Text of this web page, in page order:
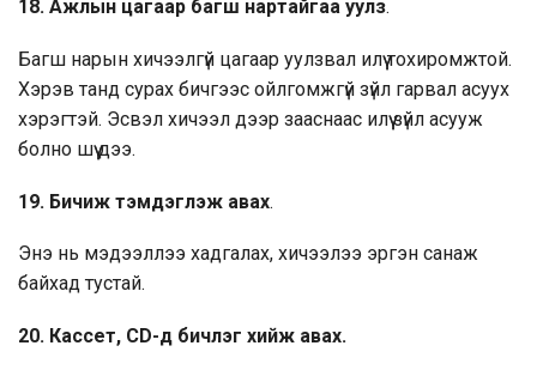
18. Ажлын цагаар багш нартайгаа уулз.
Багш нарын хичээлгүй цагаар уулзвал илүү тохиромжтой.
Хэрэв танд сурах бичгээс ойлгомжгүй зүйл гарвал асуух
хэрэгтэй. Эсвэл хичээл дээр зааснаас илүү зүйл асууж
болно шүү дээ.
19. Бичиж тэмдэглэж авах.
Энэ нь мэдээллээ хадгалах, хичээлээ эргэн санаж
байхад тустай.
20. Кассет, CD-д бичлэг хийж авах.